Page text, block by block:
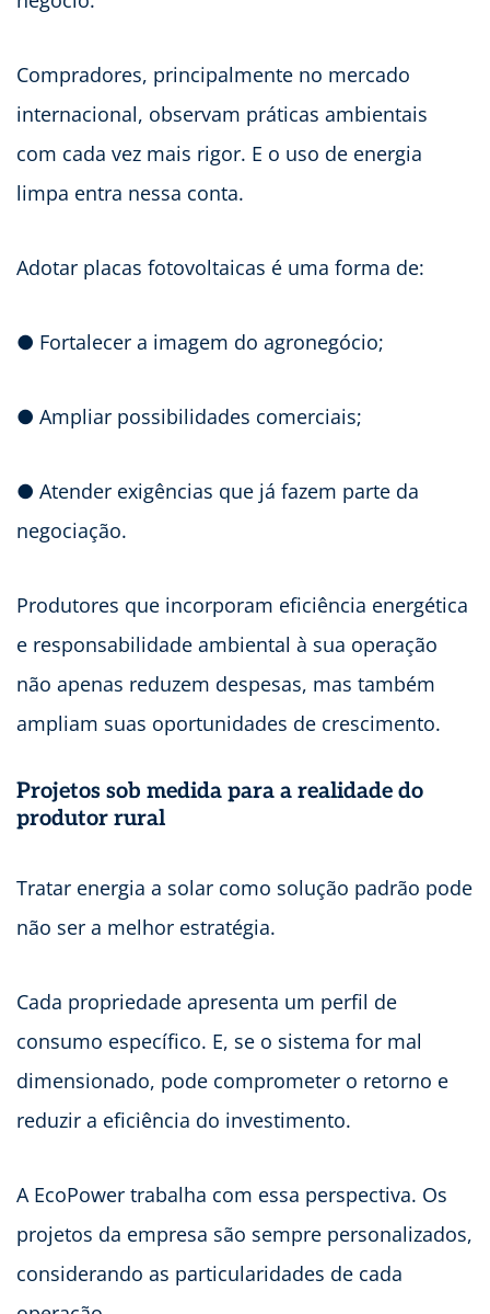
Compradores, principalmente no mercado
internacional, observam práticas ambientais
com cada vez mais rigor. E o uso de energia
limpa entra nessa conta.
Adotar placas fotovoltaicas é uma forma de:
● Fortalecer a imagem do agronegócio;
● Ampliar possibilidades comerciais;
● Atender exigências que já fazem parte da
negociação.
Produtores que incorporam eficiência energética
e responsabilidade ambiental à sua operação
não apenas reduzem despesas, mas também
ampliam suas oportunidades de crescimento.
Projetos sob medida para a realidade do
produtor rural
Tratar energia a solar como solução padrão pode
não ser a melhor estratégia.
Cada propriedade apresenta um perfil de
consumo específico. E, se o sistema for mal
dimensionado, pode comprometer o retorno e
reduzir a eficiência do investimento.
A EcoPower trabalha com essa perspectiva. Os
projetos da empresa são sempre personalizados,
considerando as particularidades de cada